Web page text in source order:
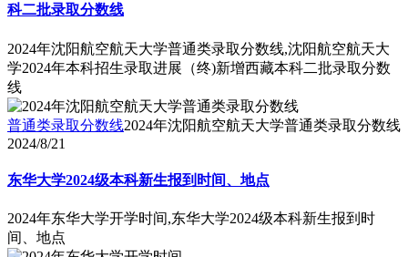
科二批录取分数线
2024年沈阳航空航天大学普通类录取分数线,沈阳航空航天大
学2024年本科招生录取进展（终)新增西藏本科二批录取分数
线
普通类录取分数线2024年沈阳航空航天大学普通类录取分数线
2024/8/21
东华大学2024级本科新生报到时间、地点
2024年东华大学开学时间,东华大学2024级本科新生报到时
间、地点